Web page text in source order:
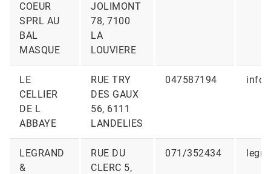
COEUR
SPRL AU
BAL
MASQUE
JOLIMONT
78, 7100
LA
LOUVIERE
LE
CELLIER
DE L
ABBAYE
RUE TRY
DES GAUX
56, 6111
LANDELIES
047587194
LEGRAND
&
RUE DU
CLERC 5,
071/352434